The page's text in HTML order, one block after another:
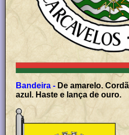
Bandeira - De amarelo.
azul. Haste e lança de ouro.